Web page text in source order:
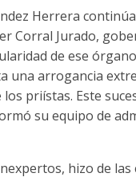
Herrera
Corral Jurado,
de ese
una arrogancia
priístas. Este
su equipo de
hizo de